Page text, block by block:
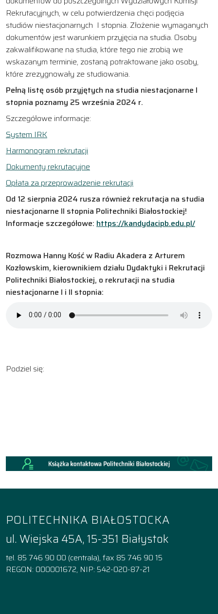
Rekrutacyjnych, w celu potwierdzenia chęci podjęcia
studiów niestacjonarnych I stopnia. Złożenie wymaganych
dokumentów jest warunkiem przyjęcia na studia. Osoby
zakwalifikowane na studia, które tego nie zrobią we
wskazanym terminie, zostaną potraktowane jako osoby,
które zrezygnowały ze studiowania.
Pełną listę osób przyjętych na studia niestacjonarne I
stopnia poznamy 25 września 2024 r.
Szczegółowe informacje:
System IRK
Harmonogram rekrutacji
Dokumenty rekrutacyjne
Opłata za przeprowadzenie rekrutacji
Od 12 sierpnia 2024 rusza również rekrutacja na studia
niestacjonarne II stopnia Politechniki Białostockiej!
Informacje szczegółowe: https://kandydacipb.edu.pl/
Rozmowa Hanny Kość w Radiu Akadera z Arturem
Kozłowskim, kierownikiem działu Dydaktyki i Rekrutacji
Politechniki Białostockiej, o rekrutacji na studia
niestacjonarne I i II stopnia:
Podziel się:
POLITECHNIKA BIAŁOSTOCKA
ul. Wiejska 45A, 15-351 Białystok
tel. 85 746 90 00 (centrala), fax 85 746 90 15
REGON: 000001672, NIP: 542-020-87-21